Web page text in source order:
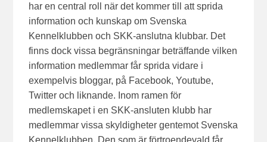
har en central roll när det kommer till att sprida
information och kunskap om Svenska
Kennelklubben och SKK-anslutna klubbar. Det
finns dock vissa begränsningar beträffande vilken
information medlemmar får sprida vidare i
exempelvis bloggar, på Facebook, Youtube,
Twitter och liknande. Inom ramen för
medlemskapet i en SKK-ansluten klubb har
medlemmar vissa skyldigheter gentemot Svenska
Kennelklubben. Den som är förtroendevald får